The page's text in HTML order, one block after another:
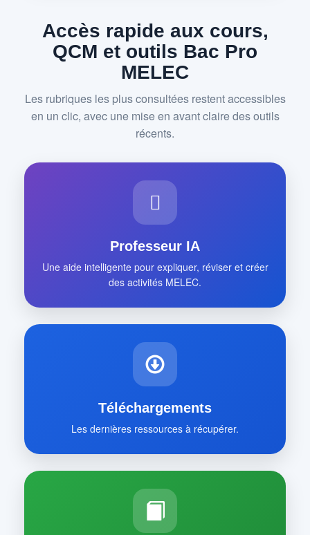
Accès rapide aux cours,
QCM et outils Bac Pro
MELEC
Les rubriques les plus consultées restent accessibles
en un clic, avec une mise en avant claire des outils
récents.
Professeur IA
Une aide intelligente pour expliquer, réviser et créer
des activités MELEC.
Téléchargements
Les dernières ressources à récupérer.